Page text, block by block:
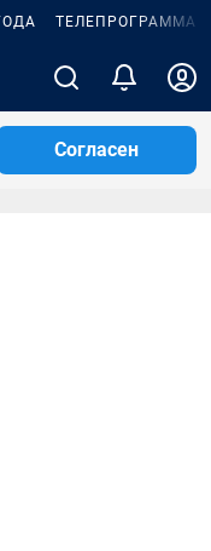
ТЕЛЕПРОГРАММА
Согласен